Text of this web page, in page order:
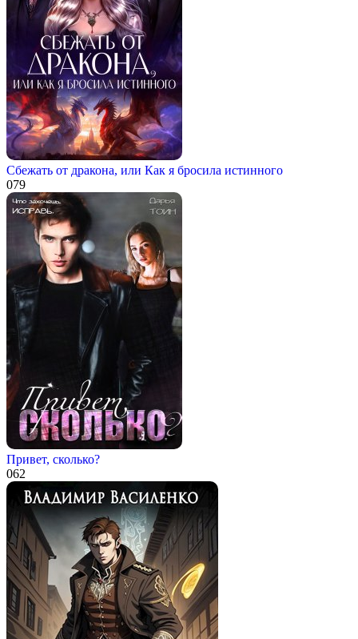
Сбежать от дракона, или Как я бросила истинного
079
Привет, сколько?
062